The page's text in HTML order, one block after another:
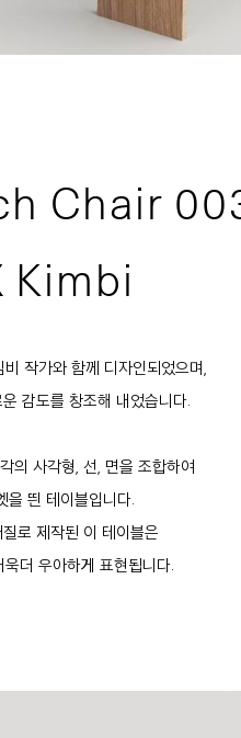
Chair
Kimbi
작가와 함께 디자인되었으며,
감도를 창조해 내었습니다.
의 사각형, 선, 면을 조합하여
을 띈 테이블입니다.
로 제작된 이 테이블은
더 우아하게 표현됩니다.